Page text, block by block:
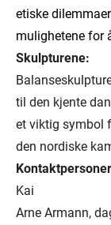
etiske
mulighetene for
Skulpturene:
til den kjente
et viktig symbol
den nordiske
Kai
Arne Armann,